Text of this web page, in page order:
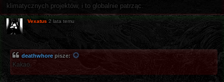
klimatycznych projektów, i to globalnie patrząc.
Vexatus 2 lata temu
deathwhore pisze:
Kakao.